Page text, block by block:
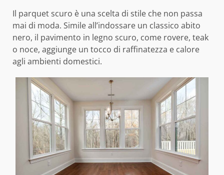
Il parquet scuro è una scelta di stile che non passa
mai di moda. Simile all’indossare un classico abito
nero, il pavimento in legno scuro, come rovere, teak
o noce, aggiunge un tocco di raffinatezza e calore
agli ambienti domestici.